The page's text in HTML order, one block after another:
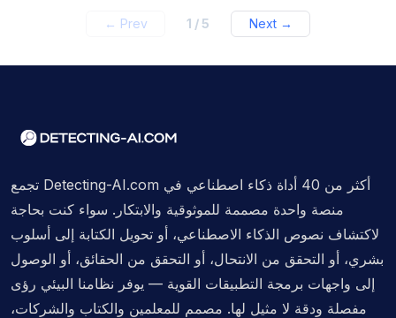
← Prev 1 / 5 Next →
تجمع Detecting-AI.com أكثر من 40 أداة ذكاء اصطناعي في
منصة واحدة مصممة للموثوقية والابتكار. سواء كنت بحاجة
لاكتشاف نصوص الذكاء الاصطناعي، أو تحويل الكتابة إلى أسلوب
بشري، أو التحقق من الانتحال، أو التحقق من الحقائق، أو الوصول
إلى واجهات برمجة التطبيقات القوية — يوفر نظامنا البيئي رؤى
مفصلة ودقة لا مثيل لها. مصمم للمعلمين والكتاب والشركات،